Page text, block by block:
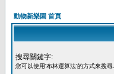
動物新樂園 首頁
搜尋關鍵字:
您可以使用'布林運算法'的方式來搜尋.